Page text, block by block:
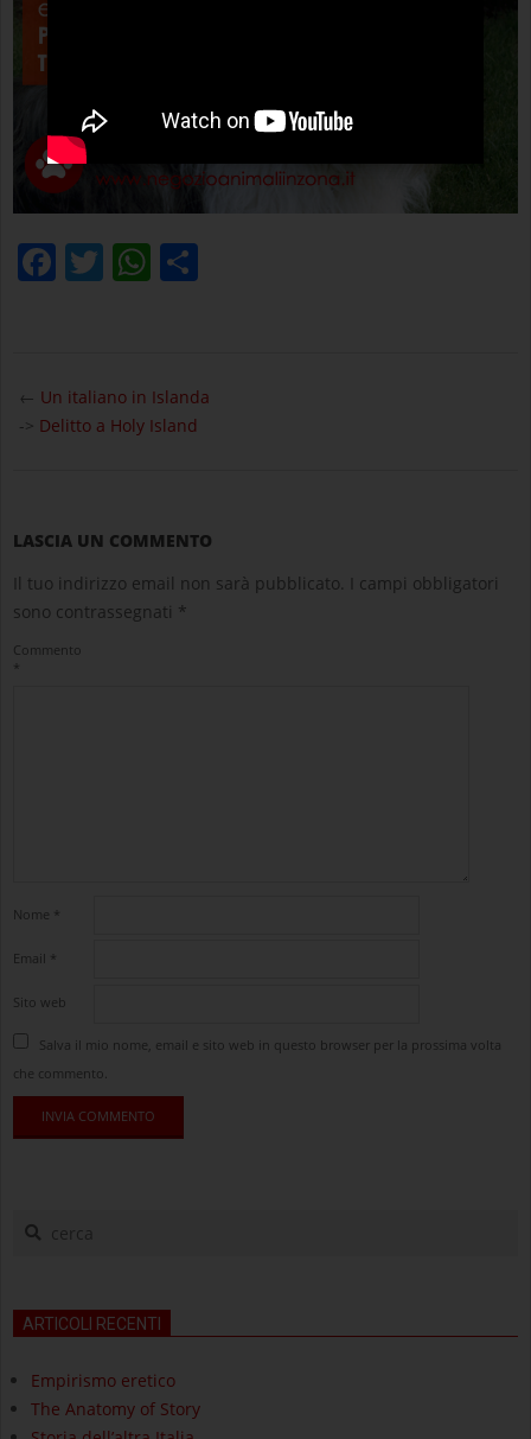
Facebook
TwitterWhatsApp
05-
24
← Un italiano in Islanda
-> Delitto a Holy Island
LASCIA UN COMMENTO
Il tuo indirizzo email non sarà pubblicato.
I campi obbligatori
sono contrassegnati *
Commento
*
Nome *
Email *
Sito web
Salva il mio nome, email e sito web in questo browser per la prossima volta
che commento.
cerca
ARTICOLI RECENTI
Empirismo eretico
The Anatomy of Story